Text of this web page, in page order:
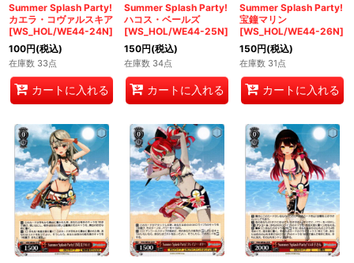
Summer Splash Party!
カエラ・コヴァルスキア
[WS_HOL/WE44-24N]
100円(税込)
在庫数 33点
カートに入れる
Summer Splash Party!
ハコス・ベールズ
[WS_HOL/WE44-25N]
150円(税込)
在庫数 34点
カートに入れる
Summer Splash Party!
宝鐘マリン
[WS_HOL/WE44-26N]
150円(税込)
在庫数 31点
カートに入れる